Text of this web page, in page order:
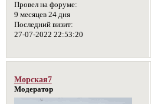
Провел на форуме:
9 месяцев 24 дня
Последний визит:
27-07-2022 22:53:20
Морская7
Модератор